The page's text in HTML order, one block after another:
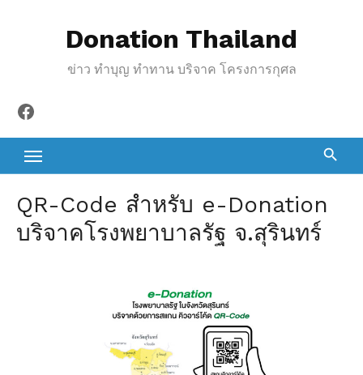
Donation Thailand
ข่าว ทำบุญ ทำทาน บริจาค โครงการกุศล
Facebook
QR-Code สำหรับ e-Donation
บริจาคโรงพยาบาลรัฐ จ.สุรินทร์